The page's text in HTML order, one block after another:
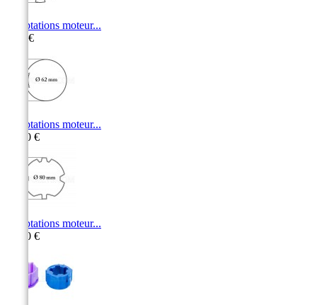
Adaptations moteur...
5,20 €
Adaptations moteur...
10,00 €
Adaptations moteur...
10,60 €